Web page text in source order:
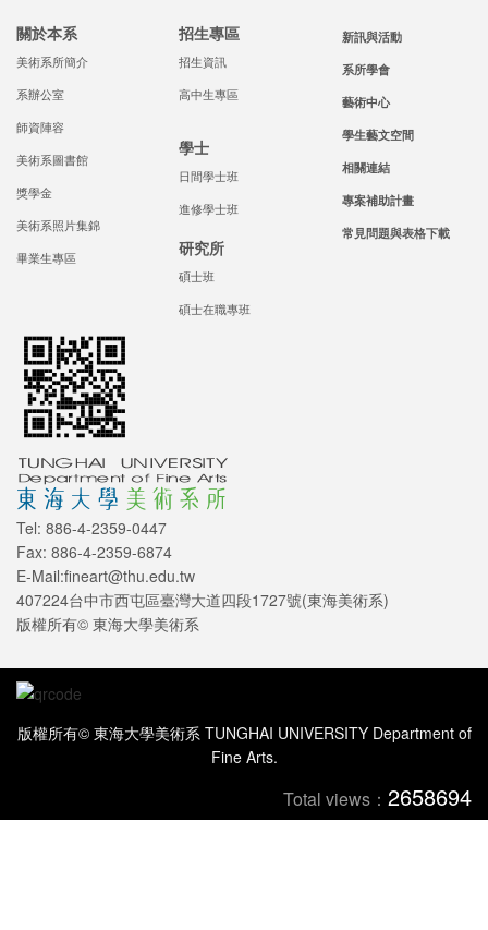
關於本系
美術系所簡介
系辦公室
師資陣容
美術系圖書館
獎學金
美術系照片集錦
畢業生專區
招生專區
招生資訊
高中生專區
學士
日間學士班
進修學士班
研究所
碩士班
碩士在職專班
新訊與活動
系所學會
藝術中心
學生藝文空間
相關連結
專案補助計畫
常見問題與表格下載
Tel: 886-4-2359-0447
Fax: 886-4-2359-6874
E-Mail:fineart@thu.edu.tw
407224台中市西屯區臺灣大道四段1727號(東海美術系)
版權所有© 東海大學美術系
版權所有© 東海大學美術系 TUNGHAI UNIVERSITY Department of
Fine Arts.
Total views： 2658694